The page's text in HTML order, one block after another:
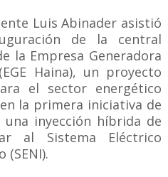
Luis Abinader asistió
de la central
la Empresa Generadora
Haina), un proyecto
el sector energético
la primera iniciativa de
inyección híbrida de
al Sistema Eléctrico
(SENI).